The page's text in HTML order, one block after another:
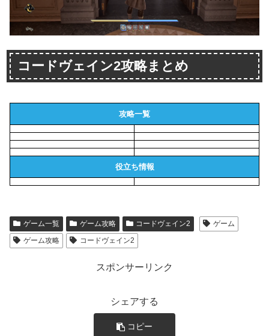
コードヴェイン2攻略まとめ
攻略一覧
役立ち情報
ゲーム一覧 ゲーム攻略 コードヴェイン2
ゲーム
ゲーム攻略
コードヴェイン2
スポンサーリンク
シェアする
コピー